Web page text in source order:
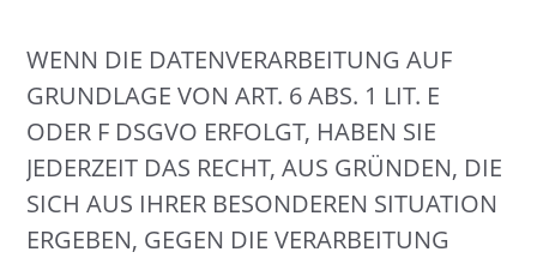
WENN DIE DATENVERARBEITUNG AUF
GRUNDLAGE VON ART. 6 ABS. 1 LIT. E
ODER F DSGVO ERFOLGT, HABEN SIE
JEDERZEIT DAS RECHT, AUS GRÜNDEN, DIE
SICH AUS IHRER BESONDEREN SITUATION
ERGEBEN, GEGEN DIE VERARBEITUNG